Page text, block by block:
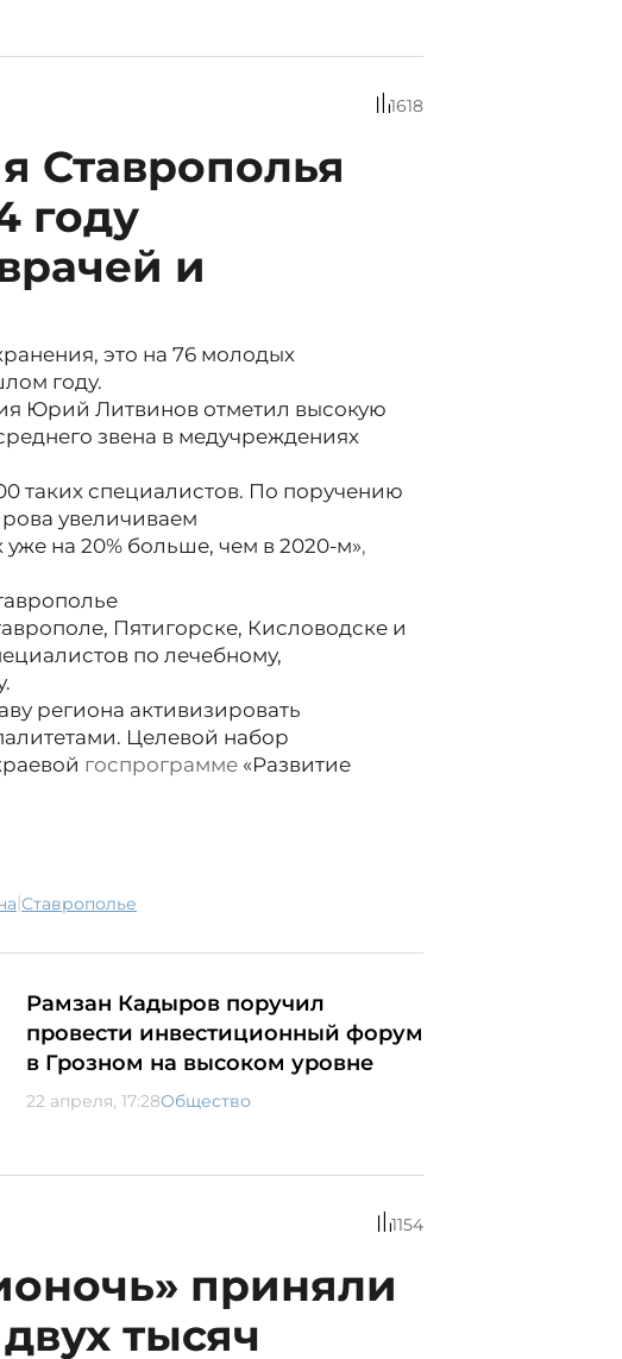
1618
Ставрополья
году
и
это на 76 молодых
году.
Юрий Литвинов отметил высокую
звена в медучреждениях
таких специалистов. По поручению
увеличиваем
уже на 20% больше, чем в 2020-м»,
Пятигорске, Кисловодске и
по лечебному,
региона активизировать
Целевой набор
госпрограмме «Развитие
| Ставрополье
Рамзан Кадыров поручил
провести инвестиционный форум
в Грозном на высоком уровне
22 апреля, 17:28Общество
1154
приняли
тысяч